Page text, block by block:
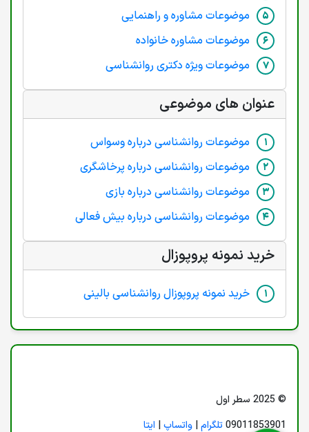
موضوعات مشاوره و راهنمایی
موضوعات مشاوره خانواده
موضوعات ویژه دکتری روانشناسی
عنوان های موضوعی
موضوعات روانشناسی درباره وسواس
موضوعات روانشناسی درباره پرخاشگری
موضوعات روانشناسی درباره بازی
موضوعات روانشناسی درباره بیش فعالی
خرید نمونه پروپوزال
خرید نمونه پروپوزال روانشناسی بالینی
© 2025 سطر اول
09011853901تلگرام واتساپ ایتا